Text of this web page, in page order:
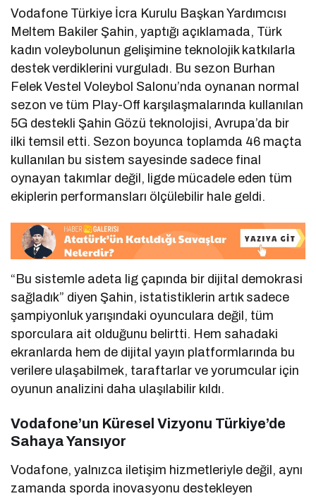
Vodafone Türkiye İcra Kurulu Başkan Yardımcısı
Meltem Bakiler Şahin, yaptığı açıklamada, Türk
kadın voleybolunun gelişimine teknolojik katkılarla
destek verdiklerini vurguladı. Bu sezon Burhan
Felek Vestel Voleybol Salonu’nda oynanan normal
sezon ve tüm Play-Off karşılaşmalarında kullanılan
5G destekli Şahin Gözü teknolojisi, Avrupa’da bir
ilki temsil etti. Sezon boyunca toplamda 46 maçta
kullanılan bu sistem sayesinde sadece final
oynayan takımlar değil, ligde mücadele eden tüm
ekiplerin performansları ölçülebilir hale geldi.
“Bu sistemle adeta lig çapında bir dijital demokrasi
sağladık” diyen Şahin, istatistiklerin artık sadece
şampiyonluk yarışındaki oyunculara değil, tüm
sporculara ait olduğunu belirtti. Hem sahadaki
ekranlarda hem de dijital yayın platformlarında bu
verilere ulaşabilmek, taraftarlar ve yorumcular için
oyunun analizini daha ulaşılabilir kıldı.
Vodafone’un Küresel Vizyonu Türkiye’de
Sahaya Yansıyor
Vodafone, yalnızca iletişim hizmetleriyle değil, aynı
zamanda sporda inovasyonu destekleyen